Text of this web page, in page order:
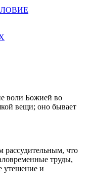
воли Божией во
вещи; оно бывает
что
труды,
утешение и